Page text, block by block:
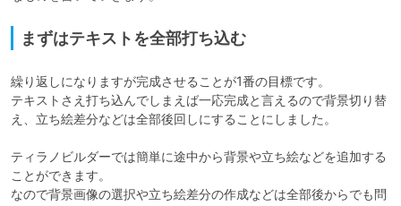
まずはテキストを全部打ち込む
繰り返しになりますが完成させることが1番の目標です。
テキストさえ打ち込んでしまえば一応完成と言えるので背景切り替
え、立ち絵差分などは全部後回しにすることにしました。
ティラノビルダーでは簡単に途中から背景や立ち絵などを追加する
ことができます。
なので背景画像の選択や立ち絵差分の作成などは全部後からでも問